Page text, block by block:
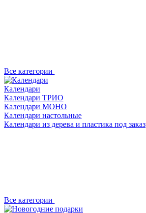
Все категории
Календари
Календари ТРИО
Календари МОНО
Календари настольные
Календари из дерева и пластика под заказ
Все категории